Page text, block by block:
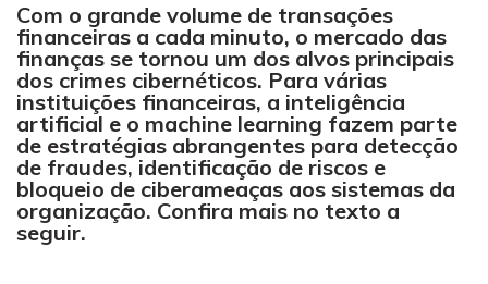
Com o grande volume de transações
financeiras a cada minuto, o mercado das
finanças se tornou um dos alvos principais
dos crimes cibernéticos. Para várias
instituições financeiras, a inteligência
artificial e o machine learning fazem parte
de estratégias abrangentes para detecção
de fraudes, identificação de riscos e
bloqueio de ciberameaças aos sistemas da
organização. Confira mais no texto a
seguir.